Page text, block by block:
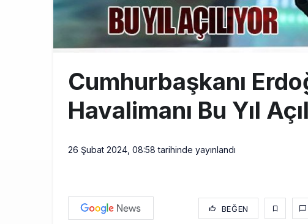
Cumhurbaşkanı
Havalimanı Bu Yıl
26 Şubat 2024, 08:58 tarihinde yayınlandı
BEĞEN